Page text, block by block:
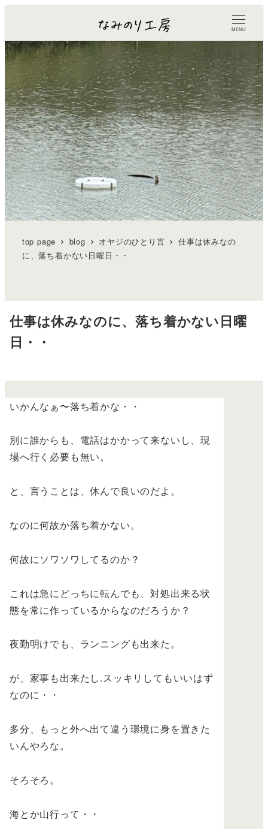
MENU
top page blog オヤジのひとり言
仕事は休みなの
に、落ち着かない日曜日・・
仕事は休みなのに、落ち着かない日曜
日・・
いかんなぁ〜落ち着かな・・
別に誰からも、電話はかかって来ないし、現
場へ行く必要も無い。
と、言うことは、休んで良いのだよ。
なのに何故か落ち着かない。
何故にソワソワしてるのか？
これは急にどっちに転んでも、対処出来る状
態を常に作っているからなのだろうか？
夜勤明けでも、ランニングも出来た。
が、家事も出来たし.スッキリしてもいいはず
なのに・・
多分、もっと外へ出て違う環境に身を置きた
いんやろな。
そろそろ。
海とか山行って・・